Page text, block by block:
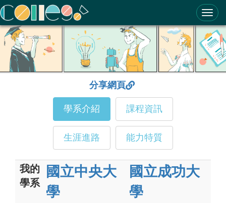
ColleGo! 大學選才與高中育才輔助系統
分享網頁
學系介紹 課程資訊
生涯進路 能力特質
我的
學系
國立中央大
學
國立成功大
學